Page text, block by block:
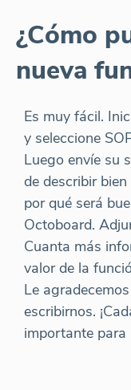
¿Cómo
nueva
Es muy fácil.
y seleccione
Luego envíe su
de describir
por qué será
Octoboard.
Cuanta más
valor de la
Le
escribirnos.
importante para